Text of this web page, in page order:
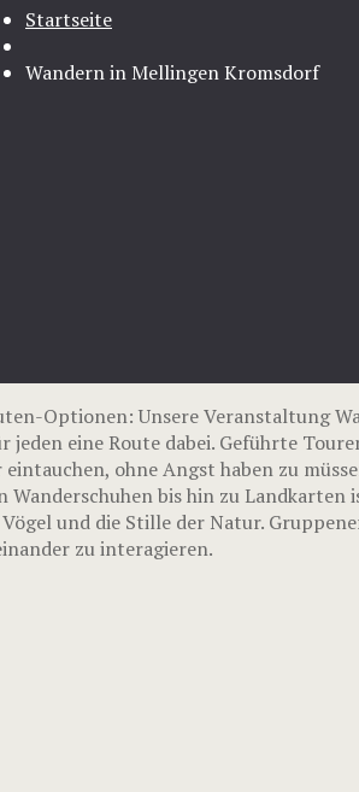
Startseite
Wandern in Mellingen Kromsdorf
Optionen: Unsere Veranstaltung
eine Route dabei. Geführte
ohne Angst haben zu
bis hin zu Landkarten
und die Stille der Natur.
zu interagieren.